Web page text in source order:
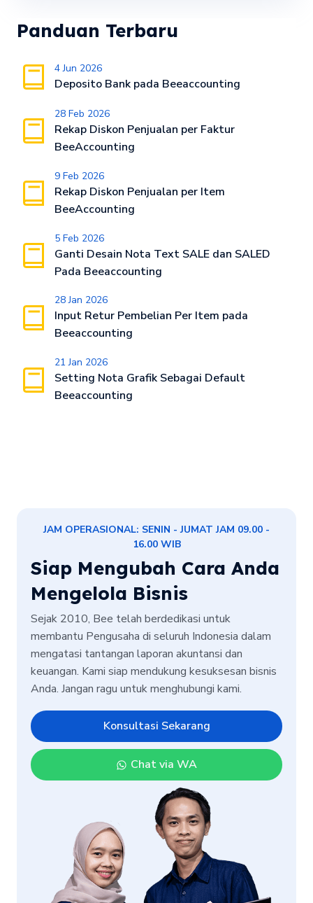
Panduan Terbaru
4 Jun 2026
Deposito Bank pada Beeaccounting
28 Feb 2026
Rekap Diskon Penjualan per Faktur
BeeAccounting
9 Feb 2026
Rekap Diskon Penjualan per Item
BeeAccounting
5 Feb 2026
Ganti Desain Nota Text SALE dan SALED
Pada Beeaccounting
28 Jan 2026
Input Retur Pembelian Per Item pada
Beeaccounting
21 Jan 2026
Setting Nota Grafik Sebagai Default
Beeaccounting
JAM OPERASIONAL: SENIN - JUMAT JAM 09.00 -
16.00 WIB
Siap Mengubah Cara Anda
Mengelola Bisnis
Sejak 2010, Bee telah berdedikasi untuk
membantu Pengusaha di seluruh Indonesia dalam
mengatasi tantangan laporan akuntansi dan
keuangan. Kami siap mendukung kesuksesan bisnis
Anda. Jangan ragu untuk menghubungi kami.
Konsultasi Sekarang
Chat via WA